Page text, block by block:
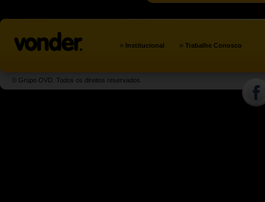
» Institucional » Trabalhe Conosco
© Grupo OVD. Todos os direitos reservados.